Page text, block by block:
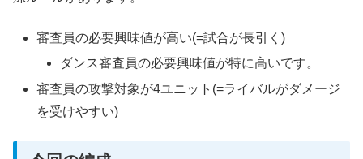
審査員の必要興味値が高い(=試合が長引く)
ダンス審査員の必要興味値が特に高いです。
審査員の攻撃対象が4ユニット(=ライバルがダメージ
を受けやすい)